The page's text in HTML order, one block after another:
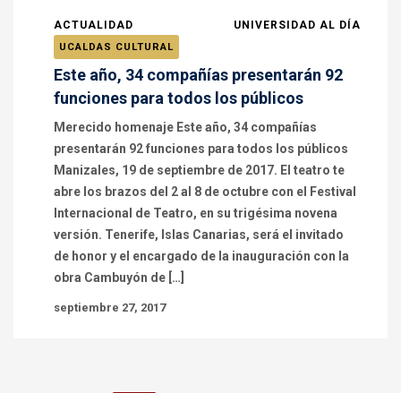
ACTUALIDAD UNIVERSIDAD AL DÍA
UCALDAS CULTURAL
Este año, 34 compañías presentarán 92
funciones para todos los públicos
Merecido homenaje Este año, 34 compañías
presentarán 92 funciones para todos los públicos
Manizales, 19 de septiembre de 2017. El teatro te
abre los brazos del 2 al 8 de octubre con el Festival
Internacional de Teatro, en su trigésima novena
versión. Tenerife, Islas Canarias, será el invitado
de honor y el encargado de la inauguración con la
obra Cambuyón de […]
septiembre 27, 2017